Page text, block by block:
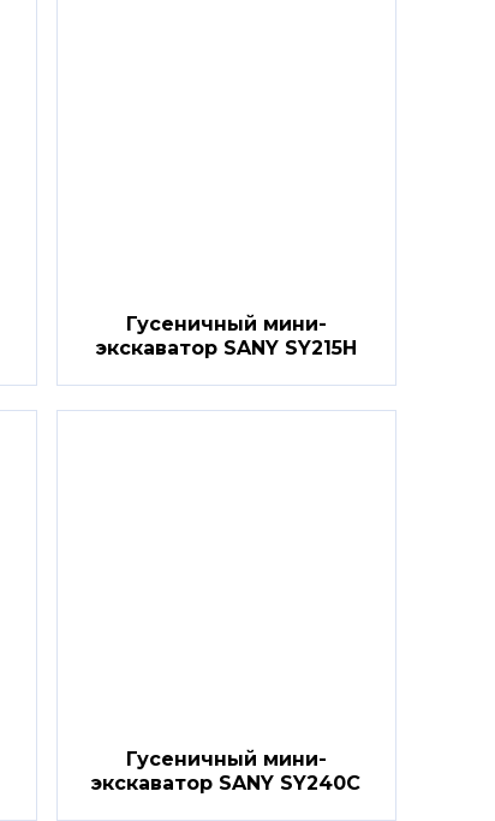
Гусеничный мини-
экскаватор SANY SY215H
Гусеничный мини-
экскаватор SANY SY240C